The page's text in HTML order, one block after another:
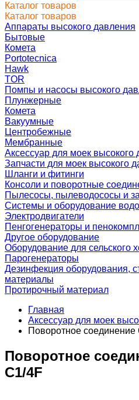
Каталог товаров
Каталог товаров
Аппараты высокого давления
Бытовые
Комета
Portotecnica
Hawk
TOR
Помпы и насосы высокого
Плунжерные
Комета
Вакуумные
Центробежные
Мембранные
Аксессуар для моек высокого
Запчасти для моек высокого
Шланги и фитинги
Консоли и поворотные
Пылесосы, пылеводососы и
Системы и оборудование
Электродвигатели
Пенгогенераторы и
Другое оборудование
Оборудование для сельского
Парогенераторы
Дезинфекция оборудования,
материалы
Протирочный материал
Главная
Аксессуар для моек
Поворотное соединение
Поворотное
C1/4F